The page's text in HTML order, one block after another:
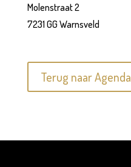
Molenstraat 2
7231 GG Warnsveld
Terug naar Agenda